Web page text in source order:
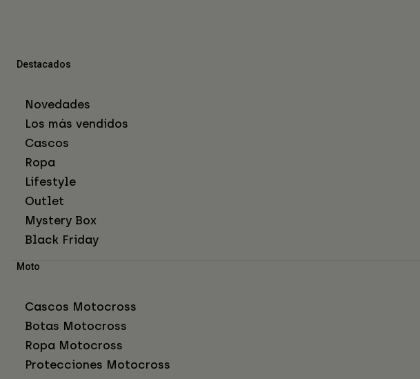
Destacados
Novedades
Los más vendidos
Cascos
Ropa
Lifestyle
Outlet
Mystery Box
Black Friday
Moto
Cascos Motocross
Botas Motocross
Ropa Motocross
Protecciones Motocross